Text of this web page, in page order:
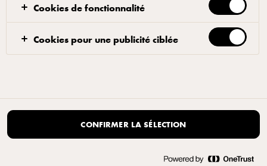
Cookies de fonctionnalité
Cookies pour une publicité ciblée
CONFIRMER LA SÉLECTION